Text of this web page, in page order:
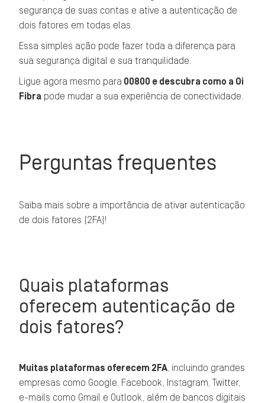
segurança de suas contas e ative a autenticação de
dois fatores em todas elas.
Essa simples ação pode fazer toda a diferença para
sua segurança digital e sua tranquilidade.
Ligue agora mesmo para 00800 e descubra como a Oi
Fibra pode mudar a sua experiência de conectividade.
Perguntas frequentes
Saiba mais sobre a importância de ativar autenticação
de dois fatores (2FA)!
Quais plataformas
oferecem autenticação de
dois fatores?
Muitas plataformas oferecem 2FA , incluindo grandes
empresas como Google, Facebook, Instagram, Twitter,
e-mails como Gmail e Outlook, além de bancos digitais